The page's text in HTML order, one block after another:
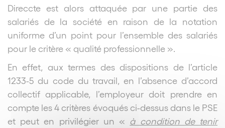
Direccte est alors attaquée par une partie des
salariés de la société en raison de la notation
uniforme d’un point pour l’ensemble des salariés
pour le critère « qualité professionnelle ».
En effet, aux termes des dispositions de l’article
1233-5 du code du travail, en l’absence d’accord
collectif applicable, l’employeur doit prendre en
compte les 4 critères évoqués ci-dessus dans le PSE
et peut en privilégier un « à condition de tenir